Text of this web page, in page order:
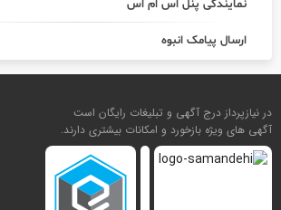
نمایندگی پنل اس ام اس
ارسال پیامک انبوه
در نیازپرداز درج آگهی و تبلیغات رایگان است
آگهی های ویژه بازخورد و امکانات بیشتری دارند.